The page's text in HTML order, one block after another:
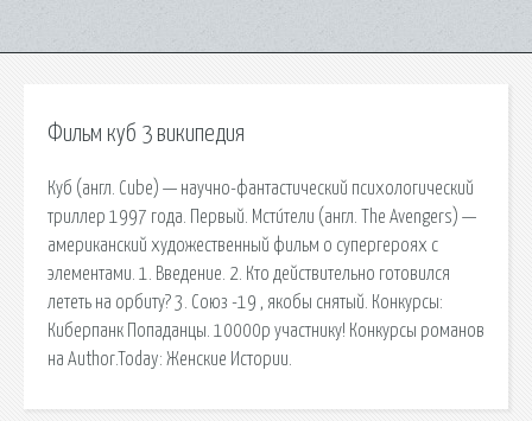
Фильм куб 3 википедия
Куб (англ. Cube) — научно-фантастический психологический
триллер 1997 года. Первый. Мсти́тели (англ. The Avengers) —
американский художественный фильм о супергероях с
элементами. 1. Введение. 2. Кто действительно готовился
лететь на орбиту? 3. Союз -19 , якобы снятый. Конкурсы:
Киберпанк Попаданцы. 10000р участнику! Конкурсы романов
на Author.Today: Женские Истории.